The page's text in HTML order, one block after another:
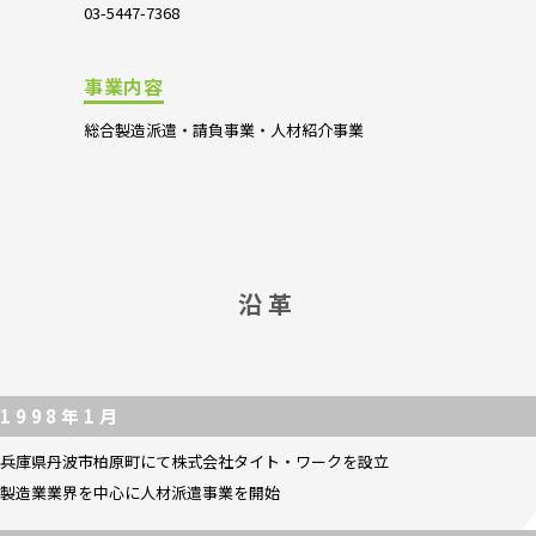
03-5447-7368
事業内容
総合製造派遣・請負事業・人材紹介事業
沿革
1998年1月
兵庫県丹波市柏原町にて株式会社タイト・ワークを設立
製造業業界を中心に人材派遣事業を開始